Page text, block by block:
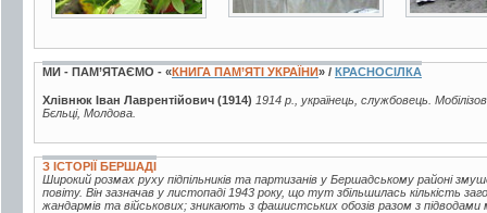
МИ - ПАМ’ЯТАЄМО - «КНИГА ПАМ’ЯТІ УКРАЇНИ» / КРАСНОСІЛКА
Хлівнюк Іван Лаврентійович (1914) 1914 р., українець, службовець.
Бєльці, Молдова.
З ІСТОРІЇ БЕРШАДІ
Широкий розмах руху підпільників та партизанів у Бершадському районі
повіту. Він зазначав у листопаді 1943 року, що тут збільшилась кількість
жандармів та військових; зникають з фашистських обозів разом з підводами